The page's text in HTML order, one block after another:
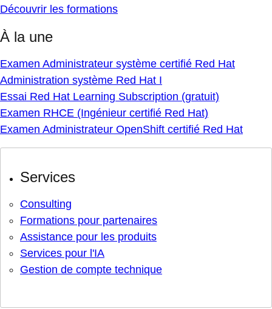
Découvrir les formations
À la une
Examen Administrateur système certifié Red Hat
Administration système Red Hat I
Essai Red Hat Learning Subscription (gratuit)
Examen RHCE (Ingénieur certifié Red Hat)
Examen Administrateur OpenShift certifié Red Hat
Services
Consulting
Formations pour partenaires
Assistance pour les produits
Services pour l'IA
Gestion de compte technique